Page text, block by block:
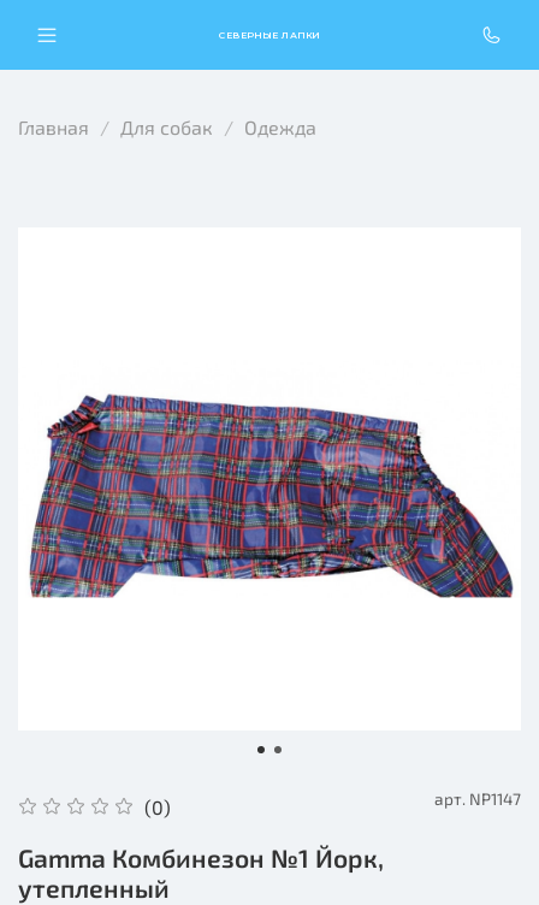
СЕВЕРНЫЕ ЛАПКИ
Главная Для собак Одежда
(0) арт. NP1147
Gamma Комбинезон №1 Йорк,
утепленный